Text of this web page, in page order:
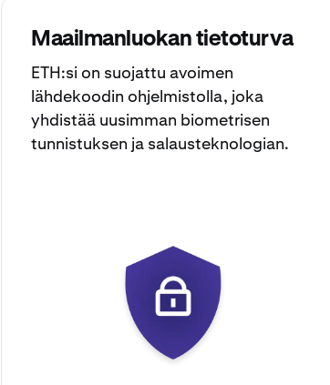
Maailmanluokan tietoturva
ETH:si on suojattu avoimen
lähdekoodin ohjelmistolla, joka
yhdistää uusimman biometrisen
tunnistuksen ja salausteknologian.